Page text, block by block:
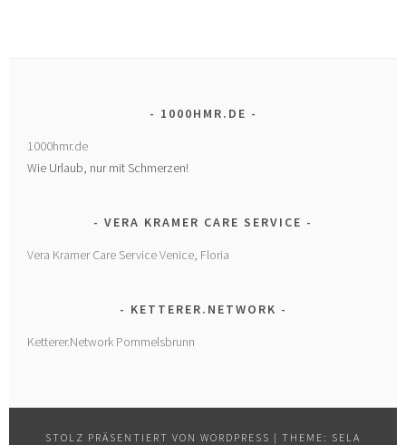
1000HMR.DE
1000hmr.de
Wie Urlaub, nur mit Schmerzen!
VERA KRAMER CARE SERVICE
Vera Kramer Care Service Venice, Floria
KETTERER.NETWORK
Ketterer.Network Pommelsbrunn
STOLZ PRÄSENTIERT VON WORDPRESS | THEME: SELA